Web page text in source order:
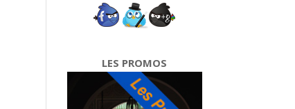
LES PROMOS